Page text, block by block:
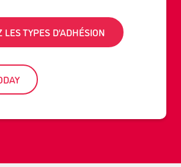
LES TYPES D’ADHÉSION